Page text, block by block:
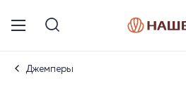
Джемперы